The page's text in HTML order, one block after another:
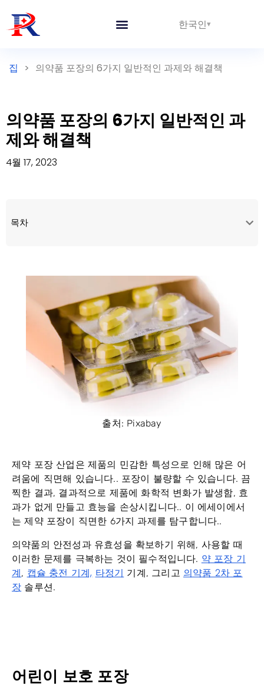
한국인
집 > 의약품 포장의 6가지 일반적인 과제와 해결책
의약품 포장의 6가지 일반적인 과
제와 해결책
4월 17, 2023
목차
출처: Pixabay
제약 포장 산업은 제품의 민감한 특성으로 인해 많은 어
려움에 직면해 있습니다.. 포장이 불량할 수 있습니다. 끔
찍한 결과, 결과적으로 제품에 화학적 변화가 발생함, 효
과가 없게 만들고 효능을 손상시킵니다.. 이 에세이에서
는 제약 포장이 직면한 6가지 과제를 탐구합니다..
의약품의 안전성과 유효성을 확보하기 위해, 사용할 때
이러한 문제를 극복하는 것이 필수적입니다. 약 포장 기
계, 캡슐 충전 기계, 타정기 기계, 그리고 의약품 2차 포
장 솔루션.
어린이 보호 포장